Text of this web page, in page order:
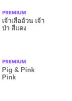
เจ้าเสืออ้วน เจ้า
ป่า สีแดง
Pig & Pink
Pink